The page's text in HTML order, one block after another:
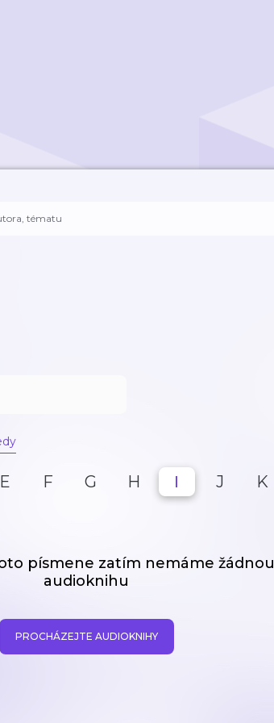
E F G H I J K
písmene zatím nemáme žádnou
audioknihu
PROCHÁZEJTE AUDIOKNIHY